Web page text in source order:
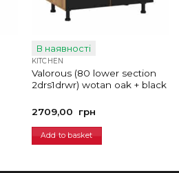
В наявності
KITCHEN
Valorous (80 lower section
2drs1drwr) wotan oak + black
2709,00 грн
Add to basket